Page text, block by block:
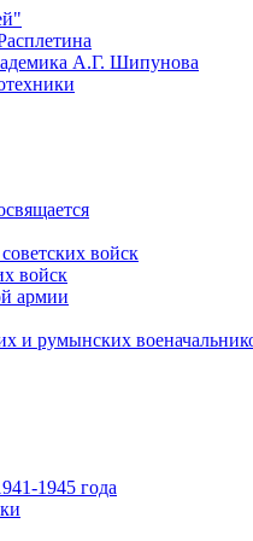
А.Г. Шипунова
войск
войск
армии
и румынских
1945 года